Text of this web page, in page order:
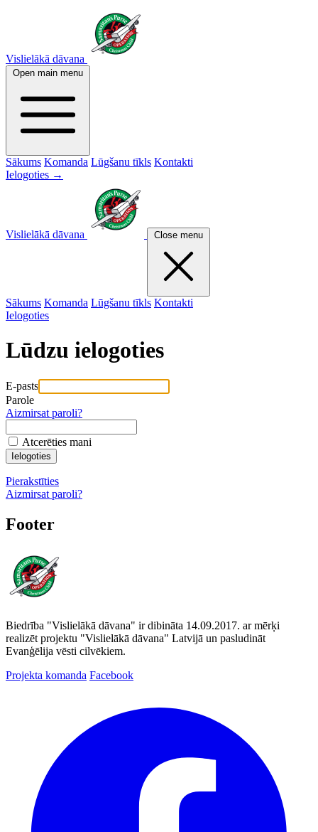
Vislielākā dāvana
Open main menu
Sākums Komanda Lūgšanu tīkls Kontakti
Ielogoties →
Vislielākā dāvana Close menu
Sākums Komanda Lūgšanu tīkls Kontakti
Ielogoties
Lūdzu ielogoties
E-pasts
Parole
Aizmirsat paroli?
Atcerēties mani
Pierakstīties
Aizmirsat paroli?
Footer
Biedrība "Vislielākā dāvana" ir dibināta 14.09.2017. ar mērķi
realizēt projektu "Vislielākā dāvana" Latvijā un pasludināt
Evanģēlija vēsti cilvēkiem.
Projekta komanda Facebook